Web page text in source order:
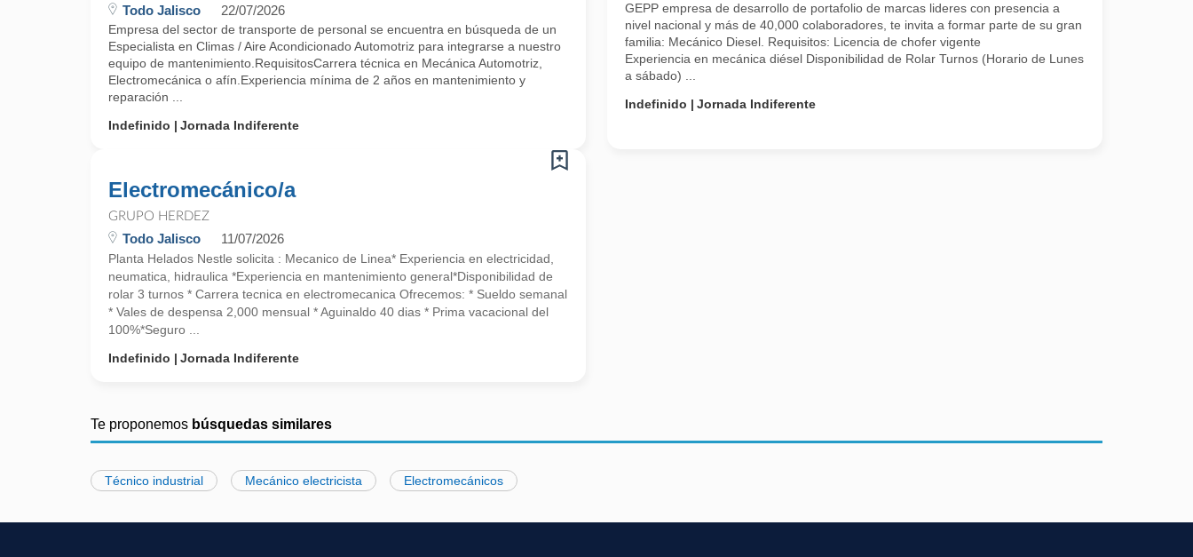
Todo Jalisco 22/07/2026
Empresa del sector de transporte de personal se encuentra en búsqueda de un
Especialista en Climas / Aire Acondicionado Automotriz para integrarse a nuestro
equipo de mantenimiento.RequisitosCarrera técnica en Mecánica Automotriz,
Electromecánica o afín.Experiencia mínima de 2 años en mantenimiento y
reparación ...
Indefinido
Jornada Indiferente
GEPP empresa de desarrollo de portafolio de marcas lideres con presencia a
nivel nacional y más de 40,000 colaboradores, te invita a formar parte de su gran
familia: Mecánico Diesel. Requisitos: Licencia de chofer vigente
Experiencia en mecánica diésel Disponibilidad de Rolar Turnos (Horario de Lunes
a sábado) ...
Indefinido
Jornada Indiferente
Electromecánico/a
GRUPO HERDEZ
Todo Jalisco 11/07/2026
Planta Helados Nestle solicita : Mecanico de Linea* Experiencia en electricidad,
neumatica, hidraulica *Experiencia en mantenimiento general*Disponibilidad de
rolar 3 turnos * Carrera tecnica en electromecanica Ofrecemos: * Sueldo semanal
* Vales de despensa 2,000 mensual * Aguinaldo 40 dias * Prima vacacional del
100%*Seguro ...
Indefinido
Jornada Indiferente
Te proponemos búsquedas similares
Técnico industrial Mecánico electricista Electromecánicos